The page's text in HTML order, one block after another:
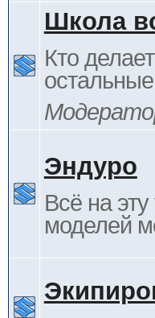
Школа
Кто
Эндуро
Всё на
моделей